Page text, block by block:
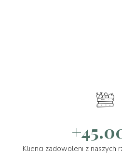
Klienci zadowoleni z naszych